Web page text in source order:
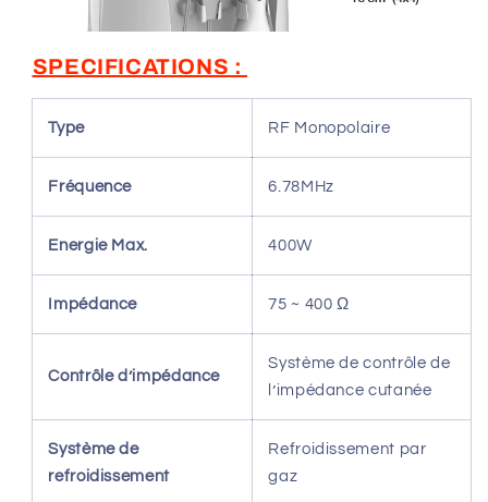
SPECIFICATIONS :
Type RF Monopolaire
Fréquence 6.78MHz
Energie Max. 400W
Impédance 75 ~ 400 Ω
Contrôle d’impédance
Système de contrôle de
l’impédance cutanée
Système de
refroidissement
Refroidissement par
gaz